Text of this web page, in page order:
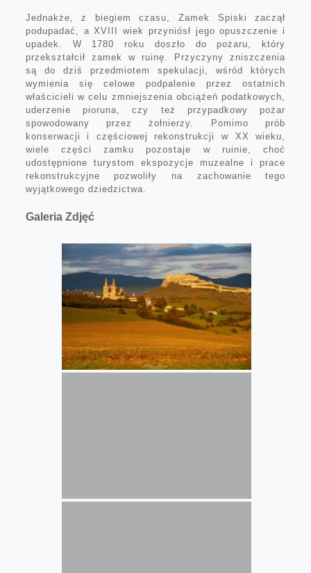
Jednakże, z biegiem czasu, Zamek Spiski zaczął
podupadać, a XVIII wiek przyniósł jego opuszczenie i
upadek. W 1780 roku doszło do pożaru, który
przekształcił zamek w ruinę. Przyczyny zniszczenia
są do dziś przedmiotem spekulacji, wśród których
wymienia się celowe podpalenie przez ostatnich
właścicieli w celu zmniejszenia obciążeń podatkowych,
uderzenie pioruna, czy też przypadkowy pożar
spowodowany przez żołnierzy. Pomimo prób
konserwacji i częściowej rekonstrukcji w XX wieku,
wiele części zamku pozostaje w ruinie, choć
udostępnione turystom ekspozycje muzealne i prace
rekonstrukcyjne pozwoliły na zachowanie tego
wyjątkowego dziedzictwa.
Galeria Zdjęć